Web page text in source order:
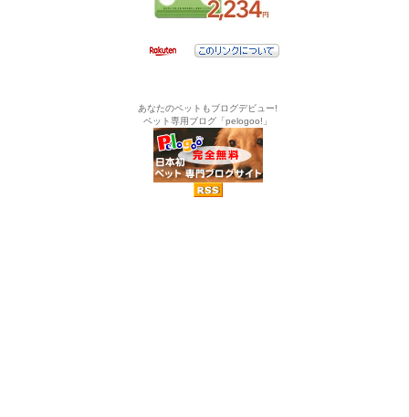
あなたのペットもブログデビュー!
ペット専用ブログ「pelogoo!」